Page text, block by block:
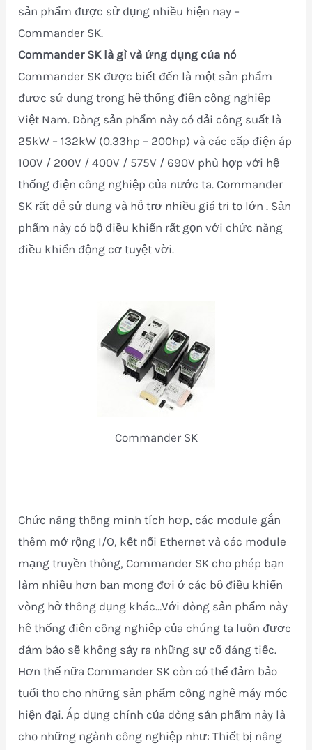
sản phẩm được sử dụng nhiều hiện nay –
Commander SK.
Commander SK là gì và ứng dụng của nó
Commander SK được biết đến là một sản phẩm
được sử dụng trong hệ thống điện công nghiệp
Việt Nam. Dòng sản phẩm này có dải công suất là
25kW – 132kW (0.33hp – 200hp) và các cấp điện áp
100V / 200V / 400V / 575V / 690V phù hợp với hệ
thống điện công nghiệp của nước ta. Commander
SK rất dễ sử dụng và hỗ trợ nhiều giá trị to lớn . Sản
phẩm này có bộ điều khiển rất gọn với chức năng
điều khiển động cơ tuyệt vời.
Commander SK
Chức năng thông minh tích hợp, các module gắn
thêm mở rộng I/O, kết nối Ethernet và các module
mạng truyền thông, Commander SK cho phép bạn
làm nhiều hơn bạn mong đợi ở các bộ điều khiển
vòng hở thông dụng khác…Với dòng sản phẩm này
hệ thống điện công nghiệp của chúng ta luôn được
đảm bảo sẽ không sảy ra những sự cố đáng tiếc.
Hơn thế nữa Commander SK còn có thể đảm bảo
tuổi thọ cho những sản phẩm công nghệ máy móc
hiện đại. Áp dụng chính của dòng sản phẩm này là
cho những ngành công nghiệp như: Thiết bị nâng